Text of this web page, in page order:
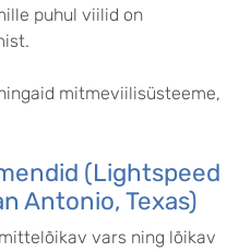
puhul viilid on
mitmeviilisüsteeme,
(Lightspeed
Antonio, Texas)
vars ning lõikav